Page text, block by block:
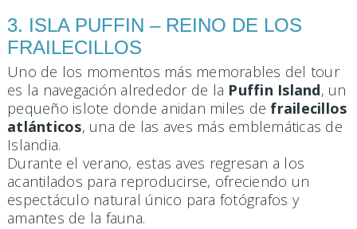
3. ISLA PUFFIN – REINO DE LOS
FRAILECILLOS
Uno de los momentos más memorables del tour
es la navegación alrededor de la Puffin Island, un
pequeño islote donde anidan miles de frailecillos
atlánticos, una de las aves más emblemáticas de
Islandia.
Durante el verano, estas aves regresan a los
acantilados para reproducirse, ofreciendo un
espectáculo natural único para fotógrafos y
amantes de la fauna.